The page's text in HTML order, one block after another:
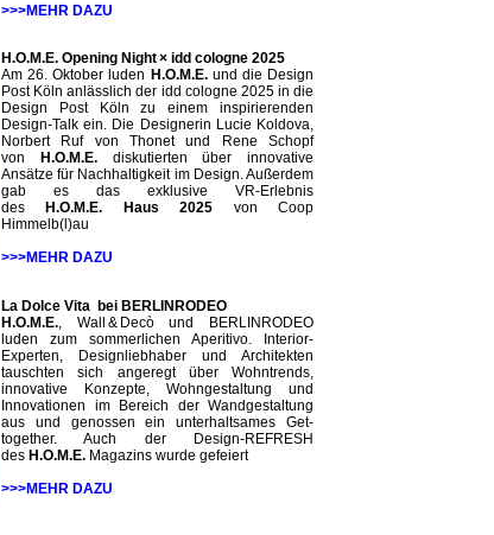
>>>MEHR DAZU
H.O.M.E. Opening Night × idd cologne 2025
Am 26. Oktober luden H.O.M.E.und die Design
Post Köln anlässlich der idd cologne 2025 in die
Design Post Köln zu einem inspirierenden
Design-Talk ein. Die Designerin Lucie Koldova,
Norbert Ruf von Thonet und Rene Schopf
von
H.O.M.E.diskutierten über innovative
Ansätze für Nachhaltigkeit im Design. Außerdem
gab es das exklusive VR-Erlebnis
des
H.O.M.E. Haus 2025 von Coop
Himmelb(l)au
>>>MEHR DAZU
La Dolce Vita bei BERLINRODEO
H.O.M.E., Wall & Decò und BERLINRODEO
luden zum sommerlichen Aperitivo. Interior-
Experten, Designliebhaber und Architekten
tauschten sich angeregt über Wohntrends,
innovative Konzepte, ­Wohngestaltung und
Innovationen im ­Bereich der Wandgestaltung
aus und ­genossen ein unterhaltsames Get-
together. Auch der Design-REFRESH
des H.O.M.E. Magazins wurde gefeiert
>>>MEHR DAZU